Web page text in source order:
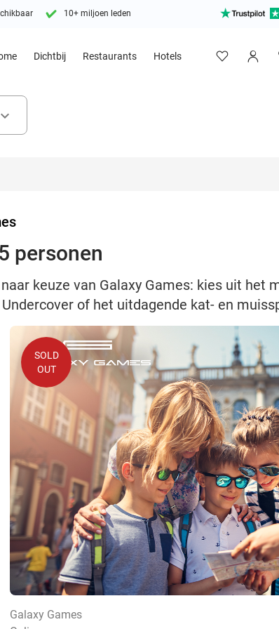
10+ miljoen leden
Dichtbij Restaurants Hotels
keyboard_arrow_down
personen
keuze van Galaxy Games: kies uit het
of het uitdagende kat- en
SOLD
OUT
Galaxy Games